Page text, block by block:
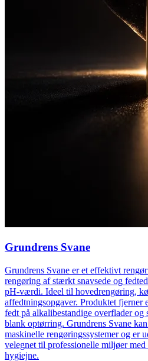
Grundrens Svane
Grundrens Svane er et effektivt
rengøring af stærkt snavsede og
pH-værdi. Ideel til hovedrengøring,
affedtningsopgaver. Produktet
fedt på alkalibestandige overflader og
blank optørring. Grundrens Svane
maskinelle rengøringssystemer og er
velegnet til professionelle miljøer
hygiejne.